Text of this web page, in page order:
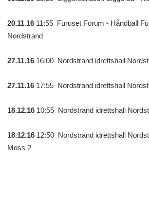
20.11.16 11:55 Furuset Forum - Håndball
Nordstrand
27.11.16 16:00 Nordstrand idrettshall
27.11.16 17:55 Nordstrand idrettshall
18.12.16 10:55 Nordstrand idrettshall
18.12.16 12:50 Nordstrand idrettshall
Moss 2